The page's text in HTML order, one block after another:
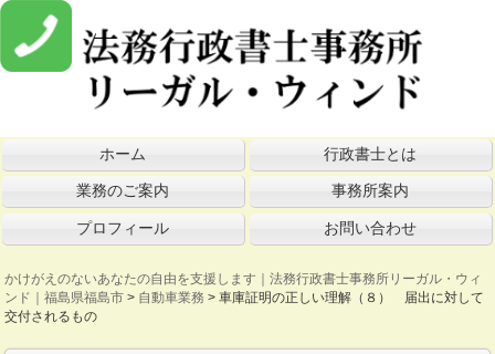
ホーム 行政書士とは
業務のご案内 事務所案内
プロフィール お問い合わせ
かけがえのないあなたの自由を支援します｜法務行政書士事務所リーガル・ウィ
ンド｜福島県福島市 > 自動車業務 >車庫証明の正しい理解（８） 届出に対して
交付されるもの